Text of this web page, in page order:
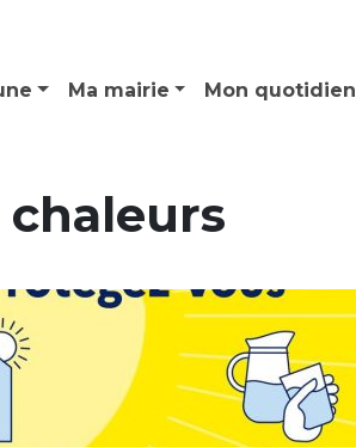
Ma mairie Mon quotidien